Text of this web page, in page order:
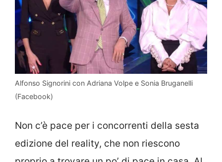
Alfonso Signorini con Adriana Volpe e Sonia Bruganelli
(Facebook)
Non c’è pace per i concorrenti della sesta
edizione del reality, che non riescono